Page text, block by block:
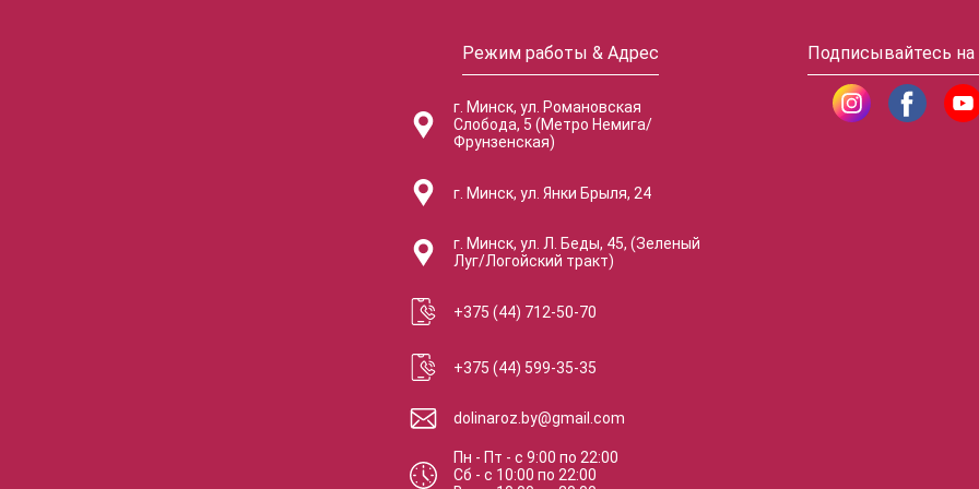
Режим работы & Адрес
г. Минск, ул. Романовская
Слобода, 5 (Метро Немига/
Фрунзенская)
г. Минск, ул. Янки Брыля, 24
г. Минск, ул. Л. Беды, 45, (Зеленый
Луг/Логойский тракт)
+375 (44) 712-50-70
+375 (44) 599-35-35
dolinaroz.by@gmail.com
Пн - Пт -с 9:00по 22:00
Сб -с 10:00по 22:00
Подписывайтесь на